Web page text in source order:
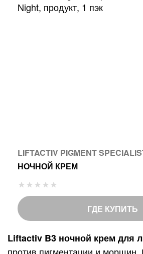
LIFTACTIV PIGMENT
НОЧНОЙ КРЕМ
Р
й
т
и
н
ГДЕ КУПИТЬ
Liftactiv B3 ночной крем для
против пигментации и морщин.